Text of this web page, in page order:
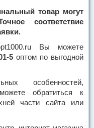
товар могут
соответствие
Вы можете
5оптом по выгодной
особенностей,
обратиться к
части сайта или